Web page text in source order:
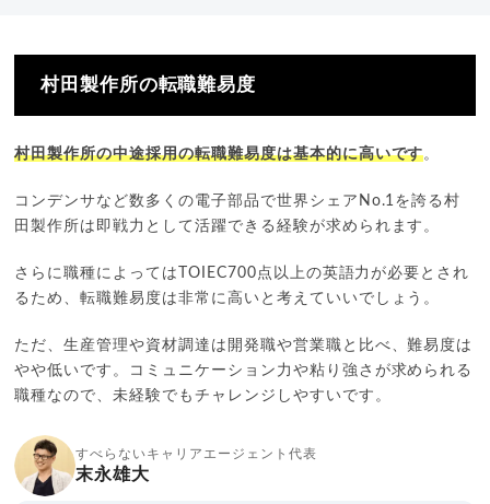
村田製作所の転職難易度
村田製作所の中途採用の転職難易度は基本的に高いです。
コンデンサなど数多くの電子部品で世界シェアNo.1を誇る村
田製作所は即戦力として活躍できる経験が求められます。
さらに職種によってはTOIEC700点以上の英語力が必要とされ
るため、転職難易度は非常に高いと考えていいでしょう。
ただ、生産管理や資材調達は開発職や営業職と比べ、難易度は
やや低いです。コミュニケーション力や粘り強さが求められる
職種なので、未経験でもチャレンジしやすいです。
すべらないキャリアエージェント代表
末永雄大